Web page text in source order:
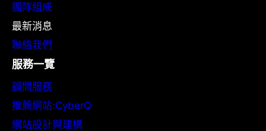
團隊組成
最新消息
聯絡我們
服務一覽
顧問服務
推薦網站:CyberQ
網站設計與建構